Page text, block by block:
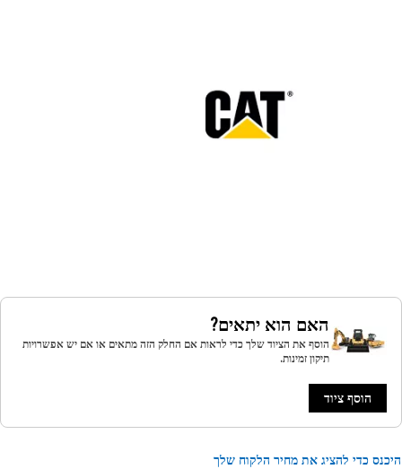
האם הוא יתאים?
הוסף את הציוד שלך כדי לראות אם החלק הזה מתאים או אם יש אפשרויות
תיקון זמינות.
הוסף ציוד
כדי להציג את מחיר הלקוח שלך